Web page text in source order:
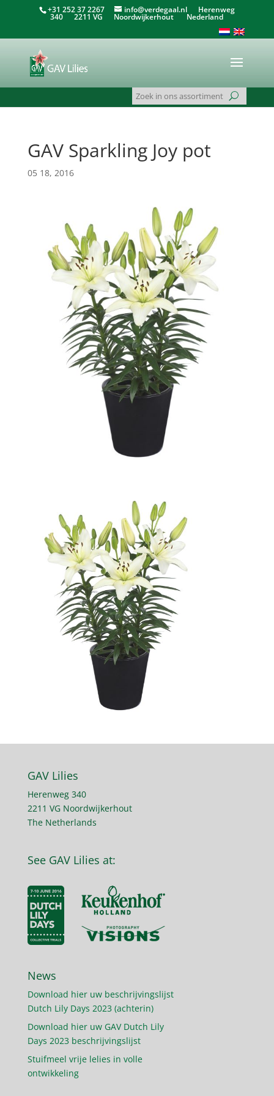
+31 252 37 2267 info@verdegaal.nlHerenweg
340 2211 VG Noordwijkerhout Nederland
GAV Sparkling Joy pot
05 18, 2016
GAV Lilies
Herenweg 340
2211 VG Noordwijkerhout
The Netherlands
See GAV Lilies at:
News
Download hier uw beschrijvingslijst
Dutch Lily Days 2023 (achterin)
Download hier uw GAV Dutch Lily
Days 2023 beschrijvingslijst
Stuifmeel vrije lelies in volle
ontwikkeling